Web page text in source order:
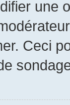
une
Ceci